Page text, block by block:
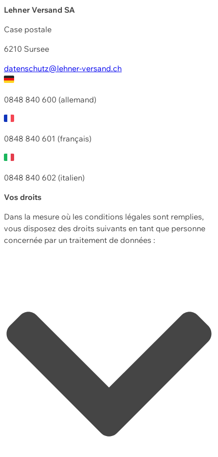
Lehner Versand SA
Case postale
6210 Sursee
datenschutz@lehner-versand.ch
0848 840 600 (allemand)
0848 840 601 (français)
0848 840 602 (italien)
Vos droits
Dans la mesure où les conditions légales sont remplies,
vous disposez des droits suivants en tant que personne
concernée par un traitement de données :